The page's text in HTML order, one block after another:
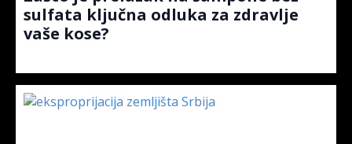
sulfata ključna odluka za zdravlje
vaše kose?